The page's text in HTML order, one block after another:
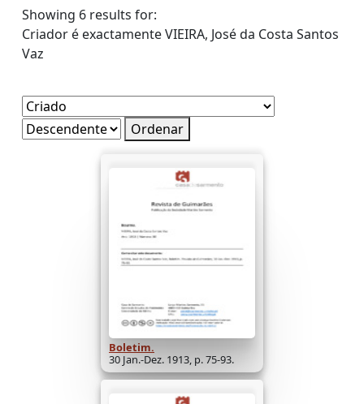
Showing 6 results for:
Criador é exactamenteVIEIRA, José da Costa Santos
Vaz
Ordenar
Boletim.
30 Jan.-Dez. 1913, p. 75-93.